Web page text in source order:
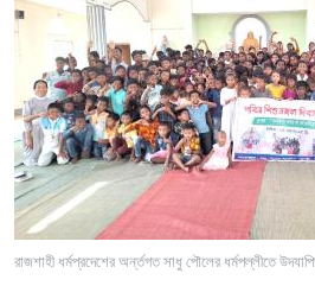
রাজশাহী ধর্মপ্রদেশের অর্ন্তগত সাধু পৌলের ধর্মপল্লীতে